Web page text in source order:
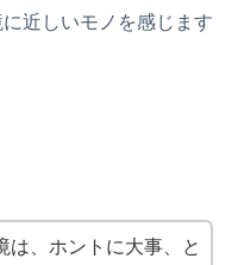
近しいモノを感じます
は、ホントに大事、と